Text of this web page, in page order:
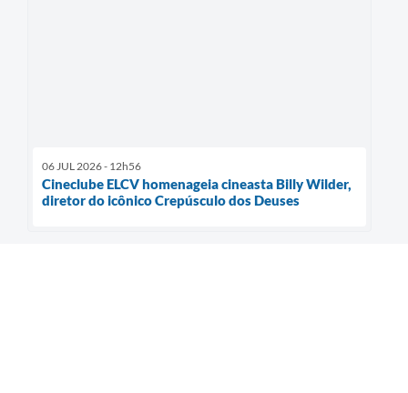
06 JUL 2026 - 12h56
Cineclube ELCV homenageia cineasta Billy Wilder,
diretor do icônico Crepúsculo dos Deuses